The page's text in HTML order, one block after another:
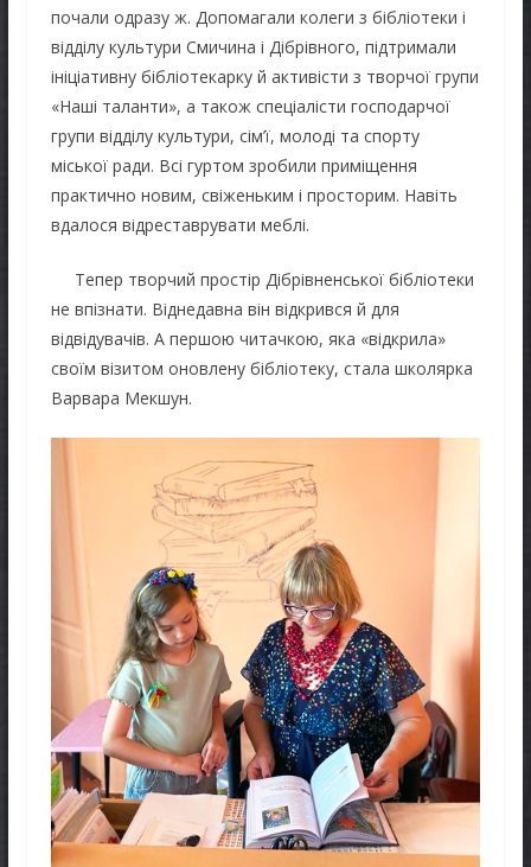
почали одразу ж. Допомагали колеги з бібліотеки і
відділу культури Смичина і Дібрівного, підтримали
ініціативну бібліотекарку й активісти з творчої групи
«Наші таланти», а також спеціалісти господарчої
групи відділу культури, сім’ї, молоді та спорту
міської ради. Всі гуртом зробили приміщення
практично новим, свіженьким і просторим. Навіть
вдалося відреставрувати меблі.
Тепер творчий простір Дібрівненської бібліотеки
не впізнати. Віднедавна він відкрився й для
відвідувачів. А першою читачкою, яка «відкрила»
своїм візитом оновлену бібліотеку, стала школярка
Варвара Мекшун.